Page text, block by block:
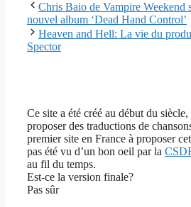
Chris Baio de Vampire Weekend
nouvel album ‘Dead Hand Control’
Heaven and Hell: La vie du
Spector
Ce site a été créé au début du
proposer des traductions de
premier site en France à proposer
pas été vu d’un bon oeil par la
au fil du temps.
Est-ce la version finale?
Pas sûr